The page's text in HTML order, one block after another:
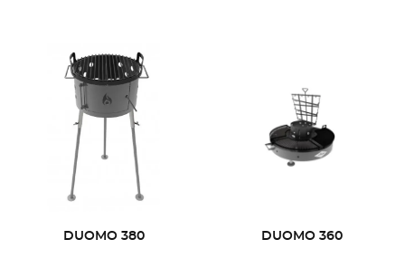
DUOMO 380 DUOMO 360